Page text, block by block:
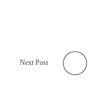
Next Post